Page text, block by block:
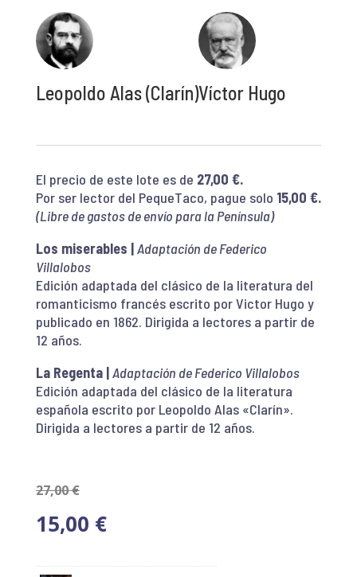
Leopoldo Alas (Clarín)Víctor Hugo
El precio de este lote es de 27,00 €.
Por ser lector del PequeTaco, pague solo 15,00 €.
(Libre de gastos de envío para la Península)
Los miserables |Adaptación de Federico
Villalobos
Edición adaptada del clásico de la literatura del
romanticismo francés escrito por Victor Hugo y
publicado en 1862. Dirigida a lectores a partir de
12 años.
La Regenta |Adaptación de Federico Villalobos
Edición adaptada del clásico de la literatura
española escrito por Leopoldo Alas «Clarín».
Dirigida a lectores a partir de 12 años.
27,00€El
precio
original
15,00 €El
precio